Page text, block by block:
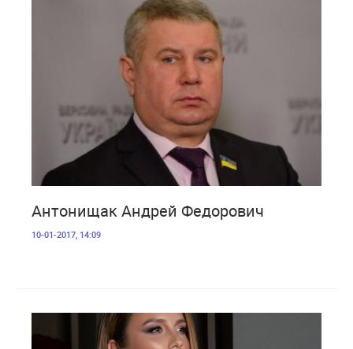
Антонищак Андрей Федорович
10-01-2017, 14:09